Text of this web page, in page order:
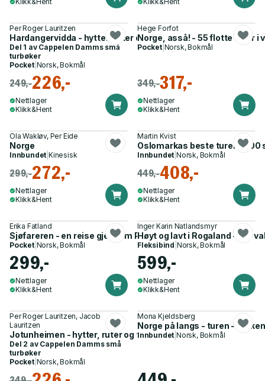
Per Roger Lauritzen
Hardangervidda - hytter, ruter og turforslag
Del 1 av Cappelen Damms små
turbøker
Pocket| Norsk, Bokmål
249,-226,-
Nettlager
Klikk&Hent
Hege Forfot
Norge, asså! - 55 flotte turer i
Pocket| Norsk, Bokmål
349,-317,-
Nettlager
Klikk&Hent
Ola Wakløv, Per Eide
Norge
Innbundet |Kinesisk
299,-272,-
Nettlager
Klikk&Hent
Martin Kvist
Oslomarkas beste turer - 200
Innbundet |Norsk, Bokmål
449,-408,-
Nettlager
Klikk&Hent
Erika Fatland
Sjøfareren - en reise gjennom Portugals tapte imperium
Pocket| Norsk, Bokmål
299,-
Nettlager
Klikk&Hent
Inger Karin Natlandsmyr
Høyt og lavt i Rogaland - 133
Fleksibind Norsk, Bokmål
599,-
Nettlager
Klikk&Hent
Per Roger Lauritzen, Jacob
Lauritzen
Jotunheimen - hytter, ruter og turforslag
Del 2 av Cappelen Damms små
turbøker
Pocket| Norsk, Bokmål
Mona Kjeldsberg
Norge på langs - turen -
Innbundet |Norsk, Bokmål